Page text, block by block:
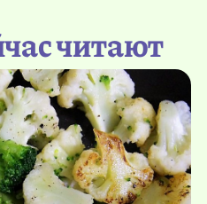
читают